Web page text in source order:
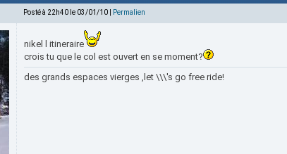
Posté à 22h40 le 03/01/10 | Permalien
nikel l itineraire
crois tu que le col est ouvert en se moment?
des grands espaces vierges ,let \\\'s go free ride!